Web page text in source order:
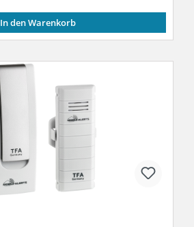
In den Warenkorb